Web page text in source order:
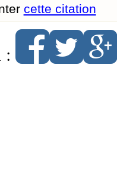
cette citation
: